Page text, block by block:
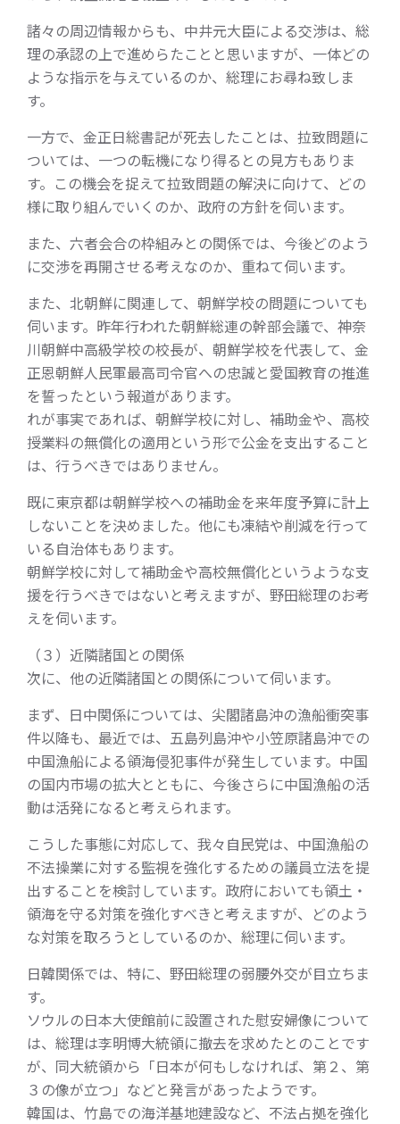
諸々の周辺情報からも、中井元大臣による交渉は、総
理の承認の上で進めらたことと思いますが、一体どの
ような指示を与えているのか、総理にお尋ね致しま
す。
一方で、金正日総書記が死去したことは、拉致問題に
ついては、一つの転機になり得るとの見方もありま
す。この機会を捉えて拉致問題の解決に向けて、どの
様に取り組んでいくのか、政府の方針を伺います。
また、六者会合の枠組みとの関係では、今後どのよう
に交渉を再開させる考えなのか、重ねて伺います。
また、北朝鮮に関連して、朝鮮学校の問題についても
伺います。昨年行われた朝鮮総連の幹部会議で、神奈
川朝鮮中高級学校の校長が、朝鮮学校を代表して、金
正恩朝鮮人民軍最高司令官への忠誠と愛国教育の推進
を誓ったという報道があります。
れが事実であれば、朝鮮学校に対し、補助金や、高校
授業料の無償化の適用という形で公金を支出すること
は、行うべきではありません。
既に東京都は朝鮮学校への補助金を来年度予算に計上
しないことを決めました。他にも凍結や削減を行って
いる自治体もあります。
朝鮮学校に対して補助金や高校無償化というような支
援を行うべきではないと考えますが、野田総理のお考
えを伺います。
（３）近隣諸国との関係
次に、他の近隣諸国との関係について伺います。
まず、日中関係については、尖閣諸島沖の漁船衝突事
件以降も、最近では、五島列島沖や小笠原諸島沖での
中国漁船による領海侵犯事件が発生しています。中国
の国内市場の拡大とともに、今後さらに中国漁船の活
動は活発になると考えられます。
こうした事態に対応して、我々自民党は、中国漁船の
不法操業に対する監視を強化するための議員立法を提
出することを検討しています。政府においても領土・
領海を守る対策を強化すべきと考えますが、どのよう
な対策を取ろうとしているのか、総理に伺います。
日韓関係では、特に、野田総理の弱腰外交が目立ちま
す。
ソウルの日本大使館前に設置された慰安婦像について
は、総理は李明博大統領に撤去を求めたとのことです
が、同大統領から「日本が何もしなければ、第２、第
３の像が立つ」などと発言があったようです。
韓国は、竹島での海洋基地建設など、不法占拠を強化